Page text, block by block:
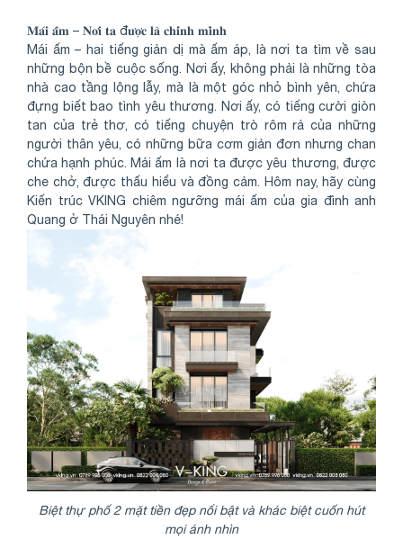
𝐌𝐚́𝐢 𝐚̂́𝐦 – 𝐍𝐨̛𝐢 𝐭𝐚 đ𝐮̛𝐨̛̣𝐜 𝐥𝐚̀ 𝐜𝐡𝐢́𝐧𝐡 𝐦𝐢̀𝐧𝐡
Mái ấm – hai tiếng giản dị mà ấm áp, là nơi ta tìm về sau
những bộn bề cuộc sống. Nơi ấy, không phải là những tòa
nhà cao tầng lộng lẫy, mà là một góc nhỏ bình yên, chứa
đựng biết bao tình yêu thương. Nơi ấy, có tiếng cười giòn
tan của trẻ thơ, có tiếng chuyện trò rôm rả của những
người thân yêu, có những bữa cơm giản đơn nhưng chan
chứa hạnh phúc. Mái ấm là nơi ta được yêu thương, được
che chở, được thấu hiểu và đồng cảm. Hôm nay, hãy cùng
Kiến trúc VKING chiêm ngưỡng mái ấm của gia đình anh
Quang ở Thái Nguyên nhé!
Biệt thự phố 2 mặt tiền đẹp nổi bật và khác biệt cuốn hút
mọi ánh nhìn